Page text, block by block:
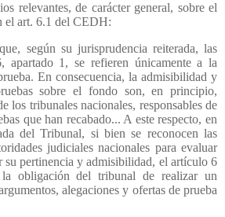
relevantes, de carácter general, sobre el
el art. 6.1 del CEDH:
según su jurisprudencia reiterada, las
apartado 1, se refieren únicamente a la
En consecuencia, la admisibilidad y
sobre el fondo son, en principio,
los tribunales nacionales, responsables de
que han recabado... A este respecto, en
del Tribunal, si bien se reconocen las
judiciales nacionales para evaluar
su pertinencia y admisibilidad, el artículo 6
obligación del tribunal de realizar un
alegaciones y ofertas de prueba